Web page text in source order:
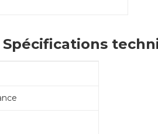
Spécifications